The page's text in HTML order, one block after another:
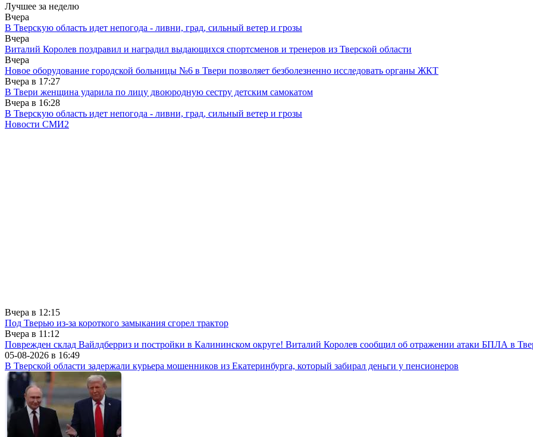
Лучшее за неделю
Вчера
В Тверскую область идет непогода - ливни, град, сильный ветер и грозы
Вчера
Виталий Королев поздравил и наградил выдающихся спортсменов и тренеров из Тверской области
Вчера
Новое оборудование городской больницы №6 в Твери позволяет безболезненно исследовать органы ЖКТ
Вчера в 17:27
В Твери женщина ударила по лицу двоюродную сестру детским самокатом
Вчера в 16:28
В Тверскую область идет непогода - ливни, град, сильный ветер и грозы
Новости СМИ2
Вчера в 12:15
Под Тверью из-за короткого замыкания сгорел трактор
Вчера в 11:12
Поврежден склад Вайлдберриз и постройки в Калининском округе! Виталий Королев сообщил об отражении атаки БПЛА в
05-08-2026 в 16:49
В Тверской области задержали курьера мошенников из Екатеринбурга, который забирал деньги у пенсионеров